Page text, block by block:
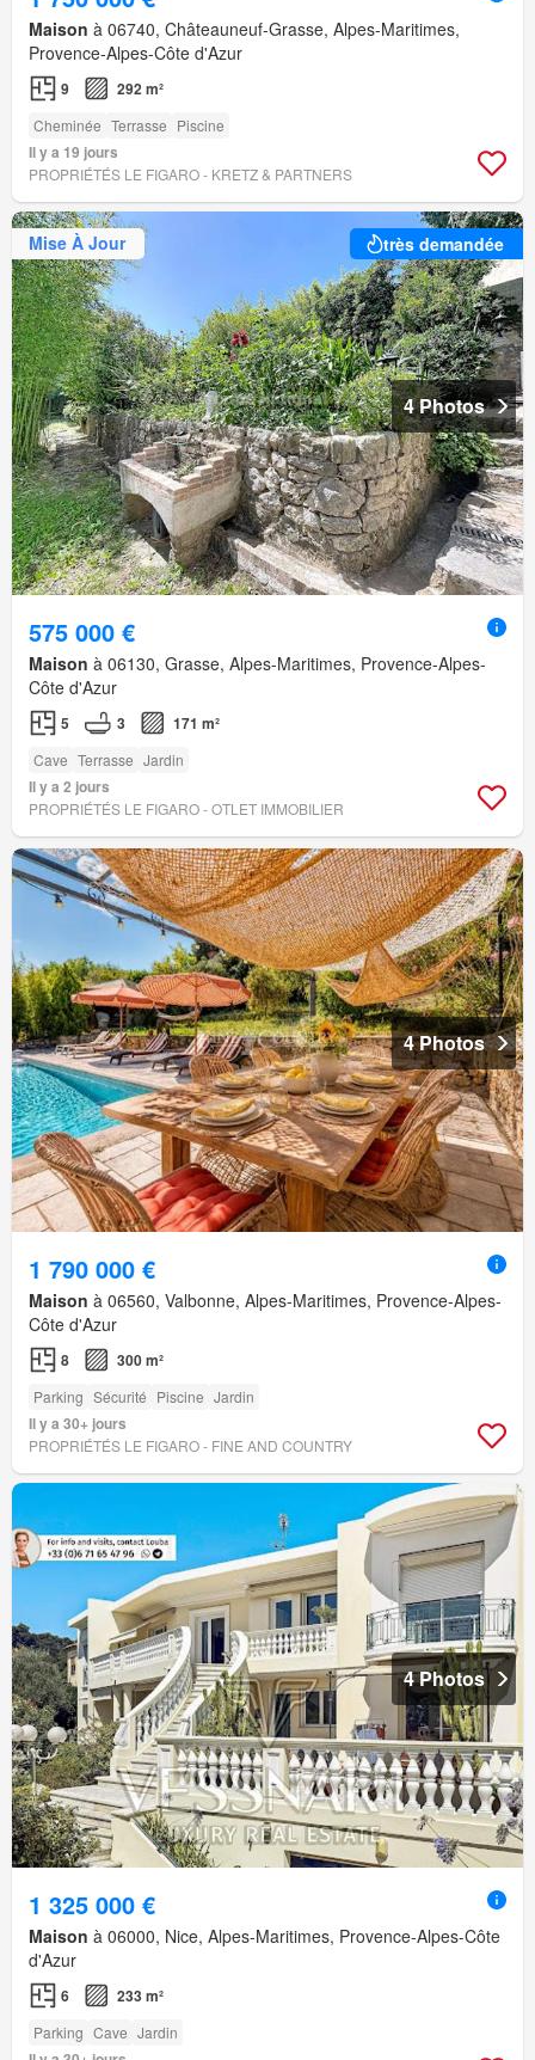
Maison à 06740, Châteauneuf-Grasse, Alpes-Maritimes,
Provence-Alpes-Côte d'Azur
9 292 m²
Cheminée Terrasse Piscine
Il y a 19 jours
PROPRIÉTÉS LE FIGARO - KRETZ & PARTNERS
Mise À Jour très demandée
4 Photos
575 000 €
Maison à 06130, Grasse, Alpes-Maritimes, Provence-Alpes-
Côte d'Azur
5 3 171 m²
Cave Terrasse Jardin
Il y a 2 jours
PROPRIÉTÉS LE FIGARO - OTLET IMMOBILIER
4 Photos
1 790 000 €
Maison à 06560, Valbonne, Alpes-Maritimes, Provence-Alpes-
Côte d'Azur
8 300 m²
Parking Sécurité Piscine Jardin
Il y a 30+ jours
PROPRIÉTÉS LE FIGARO - FINE AND COUNTRY
4 Photos
1 325 000 €
Maison à 06000, Nice, Alpes-Maritimes, Provence-Alpes-Côte
d'Azur
6 233 m²
Parking Cave Jardin